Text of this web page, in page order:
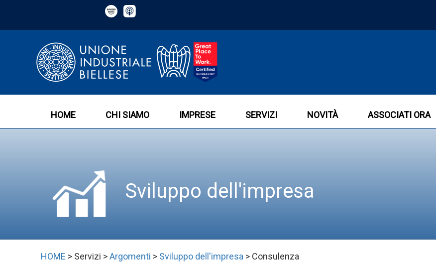
HOME CHI SIAMO IMPRESE SERVIZI NOVITÀ ASSOCIATI ORA
Sviluppo dell'impresa
HOME > Servizi >Argomenti > Sviluppo dell'impresa > Consulenza